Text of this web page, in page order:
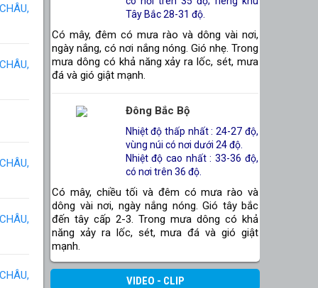
Tây Bắc 28-31 độ.
Có mây, đêm có mưa rào và dông vài nơi,
ngày nắng, có nơi nắng nóng. Gió nhẹ. Trong
mưa dông có khả năng xảy ra lốc, sét, mưa
đá và gió giật mạnh.
Đông Bắc Bộ
Nhiệt độ thấp nhất : 24-27 độ,
vùng núi có nơi dưới 24 độ.
Nhiệt độ cao nhất : 33-36 độ,
có nơi trên 36 độ.
Có mây, chiều tối và đêm có mưa rào và
dông vài nơi, ngày nắng nóng. Gió tây bắc
đến tây cấp 2-3. Trong mưa dông có khả
năng xảy ra lốc, sét, mưa đá và gió giật
mạnh.
Thanh Hóa Đến Huế
VIDEO - CLIP